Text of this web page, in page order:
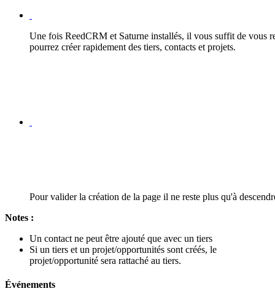
Une fois ReedCRM et Saturne installés, il vous suffit de vous
pourrez créer rapidement des tiers, contacts et projets.
Pour valider la création de la page il ne reste plus qu'à
Notes :
Un contact ne peut être ajouté que avec un tiers
Si un tiers et un projet/opportunités sont créés, le
projet/opportunité sera rattaché au tiers.
Événements